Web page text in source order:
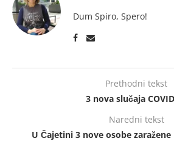
Dum Spiro, Spero!
Prethodni tekst
3 nova slučaja
Naredni tekst
U Čajetini 3 nove osobe